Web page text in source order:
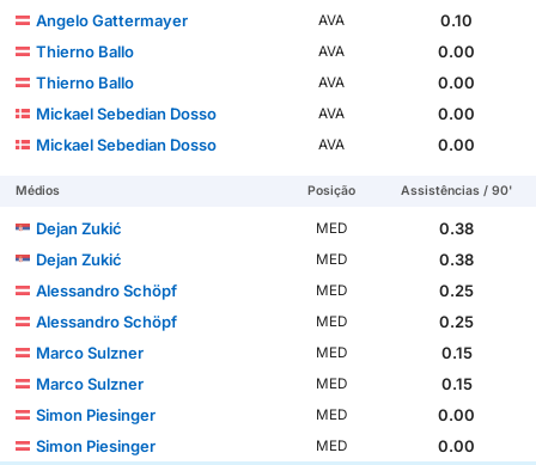
Angelo Gattermayer
AVA
0.10
Thierno Ballo
AVA
0.00
Thierno Ballo
AVA
0.00
Mickael Sebedian Dosso
AVA
0.00
Mickael Sebedian Dosso
AVA 0.00
Médios Posição Assistências / 90'
Dejan Zukić MED
0.38
Dejan Zukić
MED
0.38
Alessandro Schöpf
MED
0.25
Alessandro Schöpf
MED
0.25
Marco Sulzner
MED
0.15
Marco Sulzner
MED
0.15
Simon Piesinger
MED
0.00
Simon Piesinger
MED
0.00